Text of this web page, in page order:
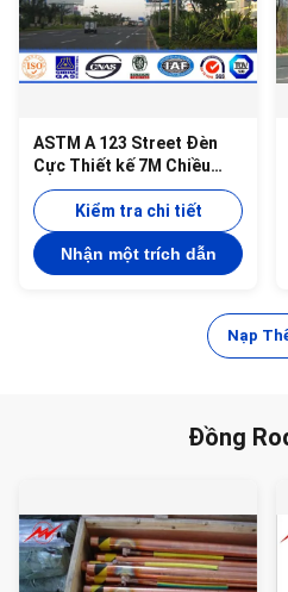
ASTM A 123 Street Đèn
Cực Thiết kế 7M Chiều
cao 11M Arm Hot Dip mạ
kẽm
Kiểm tra chi tiết
Nhận một trích dẫn
Nạp
Đồng